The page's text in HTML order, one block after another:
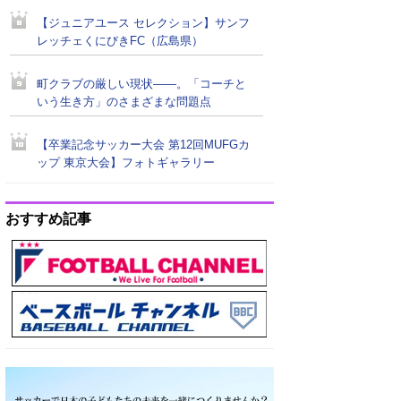
【ジュニアユース セレクション】サンフ
レッチェくにびきFC（広島県）
町クラブの厳しい現状――。「コーチと
いう生き方」のさまざまな問題点
【卒業記念サッカー大会 第12回MUFGカ
ップ 東京大会】フォトギャラリー
おすすめ記事